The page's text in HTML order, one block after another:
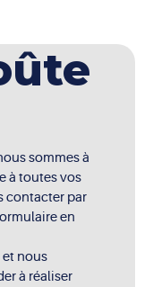
sommes à
à toutes vos
contacter par
en
et nous
à réaliser